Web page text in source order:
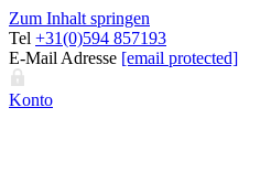
Zum Inhalt springen
Tel +31(0)594 857193
E-Mail Adresse [email protected]
Konto